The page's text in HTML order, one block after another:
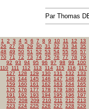
Par Thomas
1 2 3 4 5 6 7 8 9 10 11 12
13
26
27 28 29 30 31 32 33 34 35
48
49 50 51 52 53 54 55 56
57
70 71 72 73 74 75 76 77 78
79
92
93 94 95 96 97 98 99
100
110
111 112 113 114 115 116
117
127
128 129 130 131 132
133
143
144 145 146 147 148
149
159
160 161 162 163 164
165
175
176 177 178 179 180
181
191
192 193 194 195 196
197
207
208 209 210 211 212
213
223
224 225 226 227 228
229